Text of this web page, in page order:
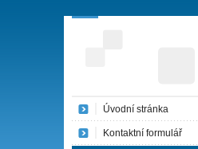
Úvodní stránka
Kontaktní formulář